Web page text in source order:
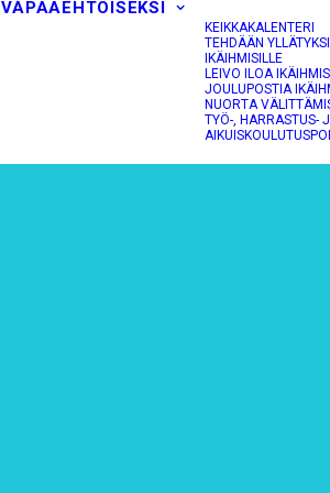
VAPAAEHTOISEKSI
KEIKKAKALENTERI
TEHDÄÄN
IKÄIHMISILLE
LEIVO ILOA
JOULUPOSTIA
NUORTA
TYÖ-, HARRASTUS-